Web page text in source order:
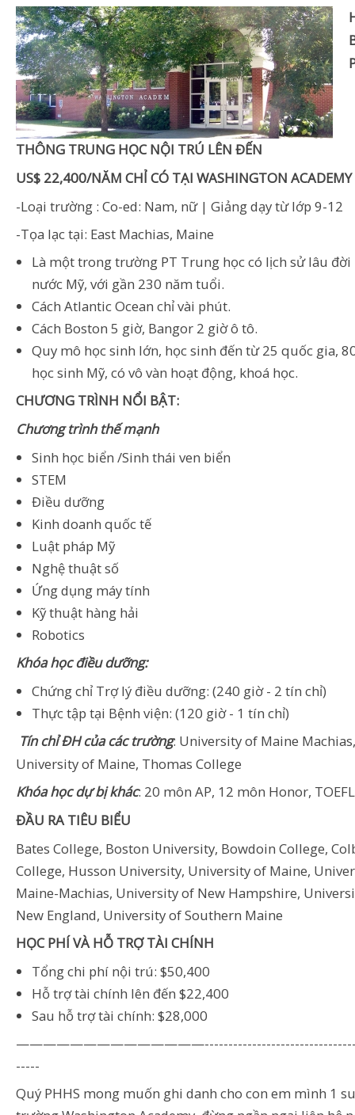
THÔNG TRUNG HỌC NỘI TRÚ LÊN ĐẾN
US$ 22,400/NĂM CHỈ CÓ TẠI WASHINGTON ACADEMY
-Loại trường : Co-ed: Nam, nữ | Giảng dạy từ lớp 9-12
-Tọa lạc tại: East Machias, Maine
Là một trong trường PT Trung học có lịch sử lâu đời
nước Mỹ, với gần 230 năm tuổi.
Cách Atlantic Ocean chỉ vài phút.
Cách Boston 5 giờ, Bangor 2 giờ ô tô.
Quy mô học sinh lớn, học sinh đến từ 25 quốc gia,
học sinh Mỹ, có vô vàn hoạt động, khoá học.
CHƯƠNG TRÌNH NỔI BẬT:
Chương trình thế mạnh
Sinh học biển /Sinh thái ven biển
STEM
Điều dưỡng
Kinh doanh quốc tế
Luật pháp Mỹ
Nghệ thuật số
Ứng dụng máy tính
Kỹ thuật hàng hải
Robotics
Khóa học điều dưỡng:
Chứng chỉ Trợ lý điều dưỡng: (240 giờ - 2 tín chỉ)
Thực tập tại Bệnh viện: (120 giờ - 1 tín chỉ)
Tín chỉ ĐH của các trường: University of Maine Machias,
University of Maine, Thomas College
Khóa học dự bị khác: 20 môn AP, 12 môn Honor,
ĐẦU RA TIÊU BIỂU
Bates College, Boston University, Bowdoin College,
College, Husson University, University of Maine,
Maine-Machias, University of New Hampshire,
New England, University of Southern Maine
HỌC PHÍ VÀ HỖ TRỢ TÀI CHÍNH
Tổng chi phí nội trú: $50,400
Hỗ trợ tài chính lên đến $22,400
Sau hỗ trợ tài chính: $28,000
-----
Quý PHHS mong muốn ghi danh cho con em mình 1